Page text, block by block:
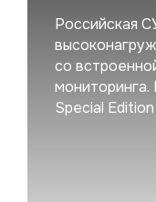
Российская
со
мониторинга.
Special